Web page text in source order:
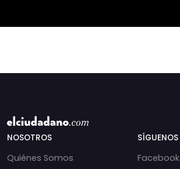
NOSOTROS
Quiénes Somos
SÍGUENOS
Facebook